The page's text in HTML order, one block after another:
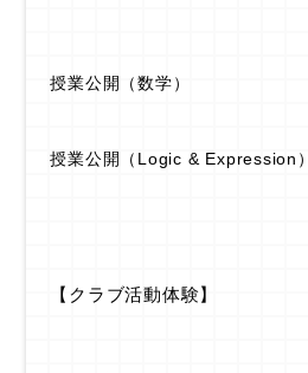
授業公開（数学）
授業公開（Logic & Expression）
【クラブ活動体験】